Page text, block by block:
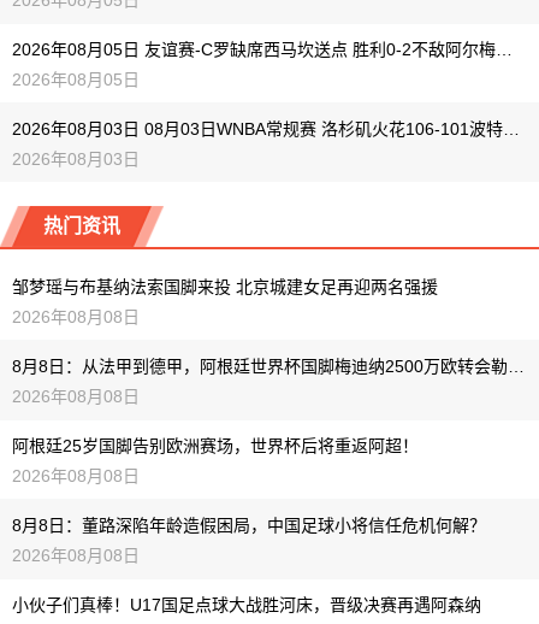
2026年08月05日
2026年08月03日
热门资讯
邹梦瑶与布基纳法索国脚来投 北京城建女足再迎两名强援
2026年08月08日
2026年08月08日
阿根廷25岁国脚告别欧洲赛场，世界杯后将重返阿超！
2026年08月08日
8月8日：董路深陷年龄造假困局，中国足球小将信任危机何解？
2026年08月08日
小伙子们真棒！U17国足点球大战胜河床，晋级决赛再遇阿森纳